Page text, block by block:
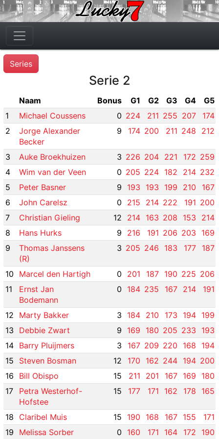
Series
Serie 2
Naam Bonus G1 G2 G3 G4
G5
1
Michael Coussens 0 224 211 255 207
174
2
Jorge Alexander
Becker
9 174 200 211 248 212
3 Auke Broekhuizen 3 226 204 221 172 259
4
Wim van der Veen 0 205 224 182 214 232
5
Peter Basner 9 193 193 199 210 167
6
John Carelsz 0 215 214 222 191 200
7
Christian Gieling 12 214 163 208 153
214
8
Hans Hurks 9 216 191 206 203
169
9
Thomas Janssens
(R)
3 205 246 183 177 187
10 Marcel den Hartigh 0 201 187 190 225 206
11
Ernst Jan
Bodemann
0 184 235 167 214 191
12 Marty Bakker 3 184 210 173 194 199
13
Debbie Zwart 9 169 180 205 233
193
14 Barry Pluijmers 3 167 209 220 168
194
15
Steven Bosman 12 170 162 244 194 200
16
Bill Obispo 15 211 201 167 169
180
17
Petra Westerhof-
Hofstee
15 177 171 162 178 165
18 Claribel Muis 15 190 168 167 155
171
19
Melissa Sorber 0 160 171 164 172 190